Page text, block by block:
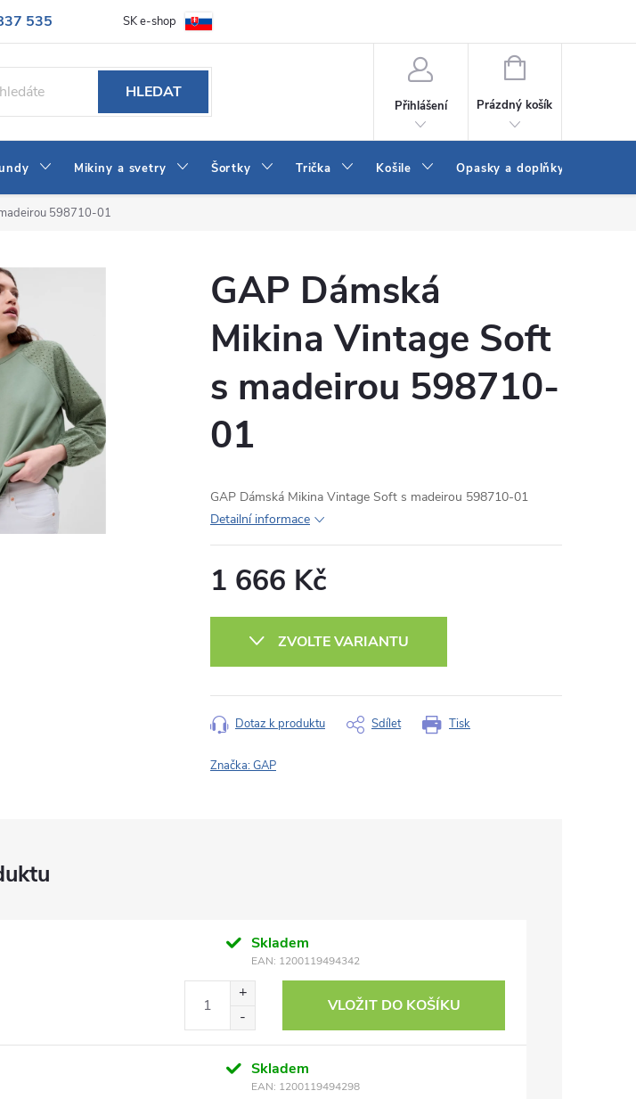
535
shop.cz
Naše prodejna Blog Kontakt
SK e-shop
HLEDAT
Přihlášení
NÁKUPNÍ
Prázdný košík
Mikiny a svetry Šortky Trička Košile Opasky a doplňky
598710-01
GAP Dámská
Mikina Vintage Soft
s madeirou 598710-
01
GAP Dámská Mikina Vintage Soft s madeirou 598710-01
Detailní informace
1 666 Kč
ZVOLTE VARIANTU
Tisk
Dotaz k produktu Sdílet
Značka:GAP
Skladem
EAN: 1200119494342
VLOŽIT DO KOŠÍKU
Skladem
EAN: 1200119494298